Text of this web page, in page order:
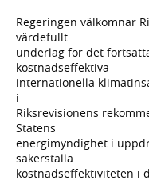
Regeringen välkomnar
värdefullt
underlag för det
kostnadseffektiva
internationella
i
Riksrevisionens
Statens
energimyndighet i
säkerställa
kostnadseffektiviteten i